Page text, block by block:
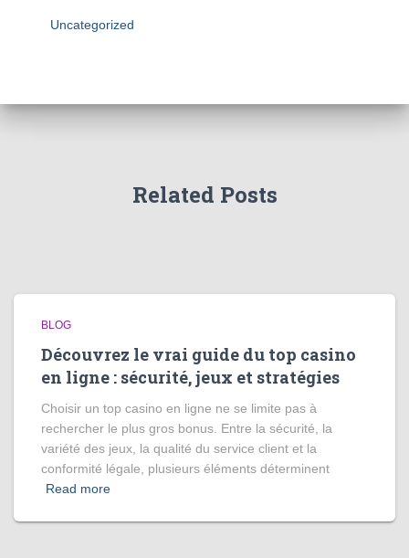
Uncategorized
Related Posts
BLOG
Découvrez le vrai guide du top casino
en ligne : sécurité, jeux et stratégies
Choisir un top casino en ligne ne se limite pas à
rechercher le plus gros bonus. Entre la sécurité, la
variété des jeux, la qualité du service client et la
conformité légale, plusieurs éléments déterminent
Read more